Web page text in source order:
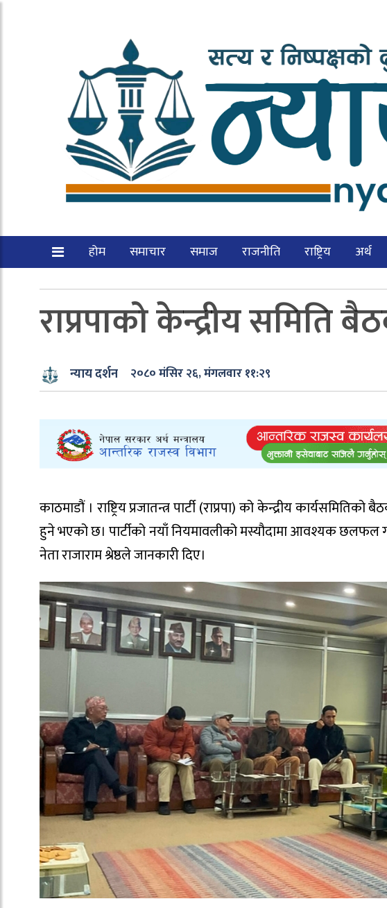
होम समाचार समाज राजनीति राष्ट्रिय अर्थ
राप्रपाको केन्द्रीय समिति
न्याय दर्शन २०८० मंसिर २६, मंगलवार ११:२९
काठमाडौं । राष्ट्रिय प्रजातन्त्र पार्टी (राप्रपा) को केन्द्रीय
हुने भएको छ। पार्टीको नयाँ नियमावलीको मस्यौदामा आवश्यक छलफल
नेता राजाराम श्रेष्ठले जानकारी दिए।